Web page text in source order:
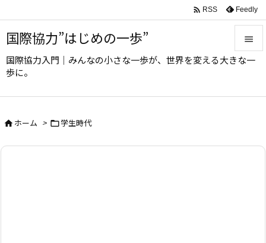
国際協力”はじめの一歩”
国際協力入門｜みんなの小さな一歩が、世界を変える大きな一
歩に。



 RSS Feedly
ホーム > 学生時代